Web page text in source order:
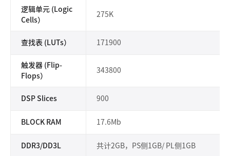
逻辑单元 (Logic
Cells）
275K
查找表 (LUTs） 171900
触发器 (Flip-
Flops）
343800
DSP Slices 900
BLOCK RAM 17.6Mb
DDR3/DD3L 共计2GB，PS侧1GB/ PL侧1GB